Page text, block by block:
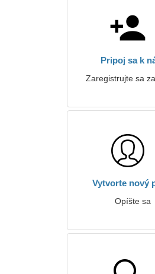
Pripoj sa k
Zaregistrujte sa
Vytvorte nový
Opíšte sa